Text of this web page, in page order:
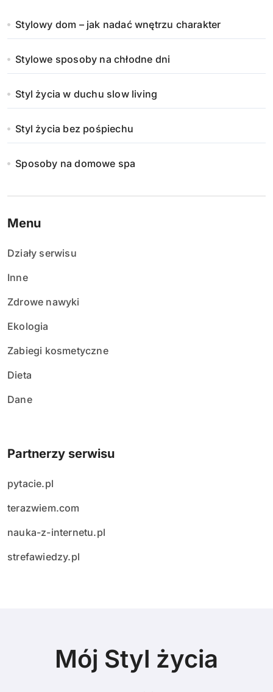
Stylowy dom – jak nadać wnętrzu charakter
Stylowe sposoby na chłodne dni
Styl życia w duchu slow living
Styl życia bez pośpiechu
Sposoby na domowe spa
Menu
Działy serwisu
Inne
Zdrowe nawyki
Ekologia
Zabiegi kosmetyczne
Dieta
Dane
Partnerzy serwisu
pytacie.pl
terazwiem.com
nauka-z-internetu.pl
strefawiedzy.pl
Mój Styl życia